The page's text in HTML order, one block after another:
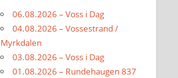
06.08.2026 – Voss i Dag
04.08.2026 – Vossestrand /
Myrkdalen
03.08.2026 – Voss i Dag
01.08.2026 – Rundehaugen 837